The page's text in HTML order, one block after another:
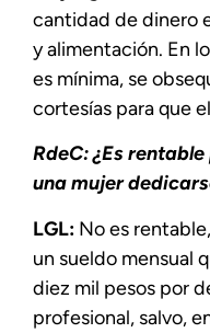
cantidad de dinero
y alimentación. En
es mínima, se
cortesías para que
RdeC: ¿Es
una mujer
LGL: No es
un sueldo mensual
diez mil pesos por
profesional, salvo,